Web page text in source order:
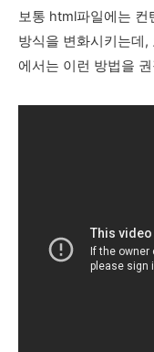
보통 html파일에는 컨
방식을 변화시키는데
에서는 이런 방법을